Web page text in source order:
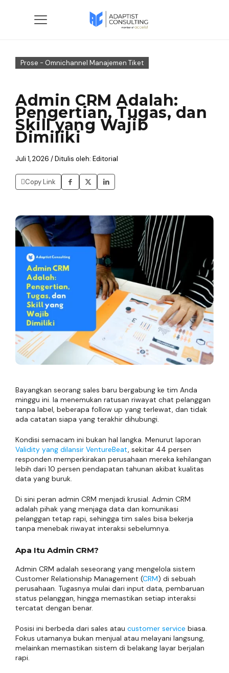
Prose - Omnichannel Manajemen Tiket
Admin CRM Adalah:
Pengertian, Tugas, dan
Skill yang Wajib
Dimiliki
Juli 1, 2026 / Ditulis oleh: Editorial
Copy Link
Bayangkan seorang sales baru bergabung ke tim Anda
minggu ini. Ia menemukan ratusan riwayat chat pelanggan
tanpa label, beberapa follow up yang terlewat, dan tidak
ada catatan siapa yang terakhir dihubungi.
Kondisi semacam ini bukan hal langka. Menurut laporan
Validity yang dilansir VentureBeat, sekitar 44 persen
responden memperkirakan perusahaan mereka kehilangan
lebih dari 10 persen pendapatan tahunan akibat kualitas
data yang buruk.
Di sini peran admin CRM menjadi krusial. Admin CRM
adalah pihak yang menjaga data dan komunikasi
pelanggan tetap rapi, sehingga tim sales bisa bekerja
tanpa menebak riwayat interaksi sebelumnya.
Apa Itu Admin CRM?
Admin CRM adalah seseorang yang mengelola sistem
Customer Relationship Management (CRM) di sebuah
perusahaan. Tugasnya mulai dari input data, pembaruan
status pelanggan, hingga memastikan setiap interaksi
tercatat dengan benar.
Posisi ini berbeda dari sales atau customer service biasa.
Fokus utamanya bukan menjual atau melayani langsung,
melainkan memastikan sistem di belakang layar berjalan
rapi.